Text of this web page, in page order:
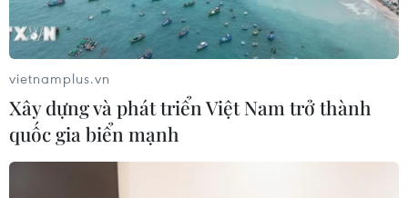
16/02/2021 11:17
Chiều 16/2, Ban Chỉ đạo Quốc gia phòng, chống dịch
COVID-19 thông báo 40 ca mắc mới COVID-19,
(BN2272-BN2311), ghi nhận tại Hải Dương (38 ca), Hà
Nội (1 ca), Quảng Ninh (1 ca).
vietnamplus.vn
Xây dựng và phát triển Việt Nam trở thành
quốc gia biển mạnh